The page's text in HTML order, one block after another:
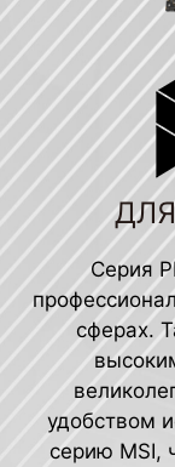
Серия
сферах.
удобством
серию MSI,